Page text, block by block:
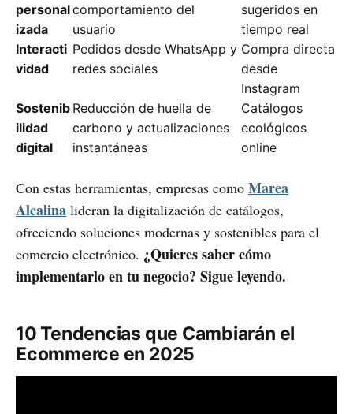
personal
izada
comportamiento del
usuario
sugeridos en
tiempo real
Interacti
vidad
Pedidos desde WhatsApp y
redes sociales
Compra directa
desde
Instagram
Sostenib
ilidad
digital
Reducción de huella de
carbono y actualizaciones
instantáneas
Catálogos
ecológicos
online
Con estas herramientas, empresas como Marea
Alcalina lideran la digitalización de catálogos,
ofreciendo soluciones modernas y sostenibles para el
comercio electrónico. ¿Quieres saber cómo
implementarlo en tu negocio? Sigue leyendo.
10 Tendencias que Cambiarán el
Ecommerce en 2025